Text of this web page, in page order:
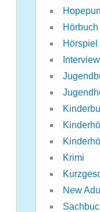
Hörbuch
Hörspiel
Interview
Krimi
New